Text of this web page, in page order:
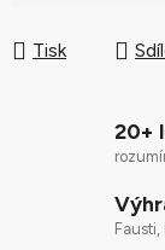
Tisk
20+